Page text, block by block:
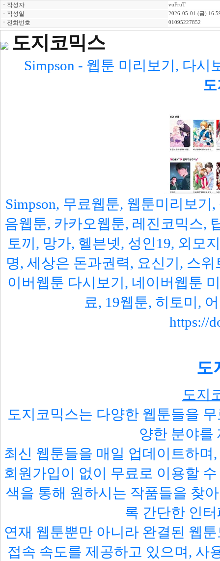
ㆍ 작성자 vuFruT
ㆍ 작성일 2026-05-01 (금)
ㆍ 전화번호 01095227852
도지코믹스
Simpson - 웹툰 미리보기, 다
Simpson, 무료웹툰, 웹툰미리보
음웹툰, 카카오웹툰, 레진코믹스,
토끼, 망가, 헬븐넷, 성인19, 외모
명, 세상은 돈과권력, 요신기, 스
이버웹툰 다시보기, 네이버웹툰
료, 19웹툰, 히토미,
https://
도
도지
도지코믹스는 다양한 웹툰들을
양한 분야를
최신 웹툰들을 매일 업데이트하
회원가입이 없이 무료로 이용할
색을 통해 원하시는 작품들을 찾
록 간단한 인
연재 웹툰뿐만 아니라 완결된 웹
접속 속도를 제공하고 있으며, 사